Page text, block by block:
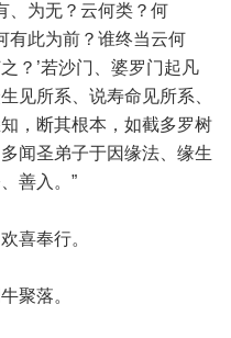
、为无？云何类？何
有此为前？谁终当云何
？’若沙门、婆罗门起凡
见所系、说寿命见所系、
，断其根本，如截多罗树
闻圣弟子于因缘法、缘生
善入。”
喜奉行。
聚落。